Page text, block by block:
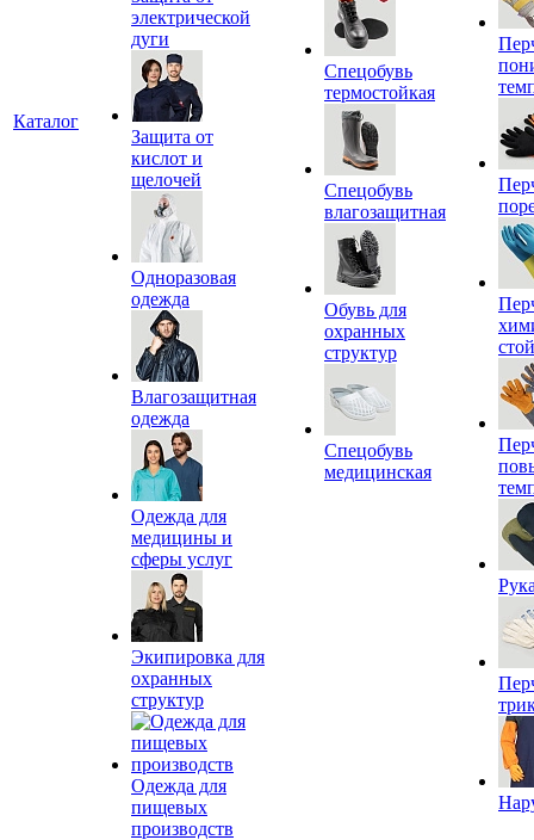
Каталог
электрической
дуги
Защита от
кислот и
щелочей
Одноразовая
одежда
Влагозащитная
одежда
Одежда для
медицины и
сферы услуг
Экипировка для
охранных
структур
Одежда для
пищевых
производств
Спецобувь
термостойкая
Спецобувь
влагозащитная
Обувь для
охранных
структур
Спецобувь
медицинская